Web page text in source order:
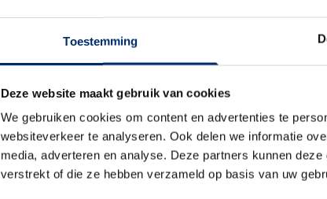
Toestemming
Deze website maakt gebruik van cookies
We gebruiken cookies om content en advertenties te
websiteverkeer te analyseren. Ook delen we informatie
media, adverteren en analyse. Deze partners kunnen
verstrekt of die ze hebben verzameld op basis van uw
Bel gerust